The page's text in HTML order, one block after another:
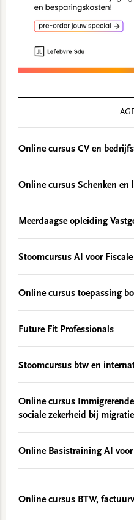
Online cursus CV en
Online cursus Schenken en
Meerdaagse opleiding
Stoomcursus AI voor
Online cursus toepassing
Future Fit Professionals
Stoomcursus btw en
Online cursus Immigrerende
sociale zekerheid bij
Online Basistraining AI
Online cursus BTW,